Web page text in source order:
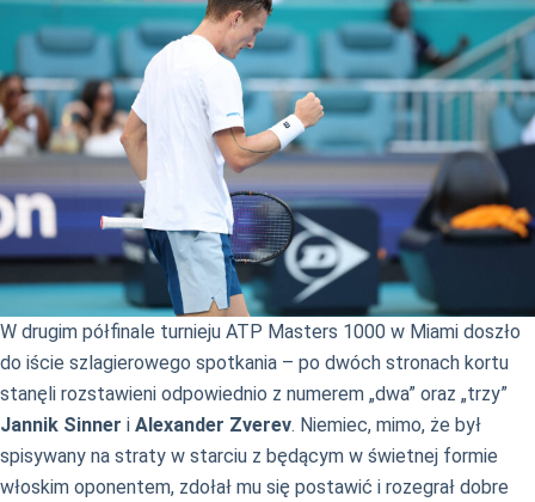
W drugim półfinale turnieju ATP Masters 1000 w Miami doszło
do iście szlagierowego spotkania – po dwóch stronach kortu
stanęli rozstawieni odpowiednio z numerem „dwa” oraz „trzy”
Jannik Sinner i Alexander Zverev. Niemiec, mimo, że był
spisywany na straty w starciu z będącym w świetnej formie
włoskim oponentem, zdołał mu się postawić i rozegrał dobre